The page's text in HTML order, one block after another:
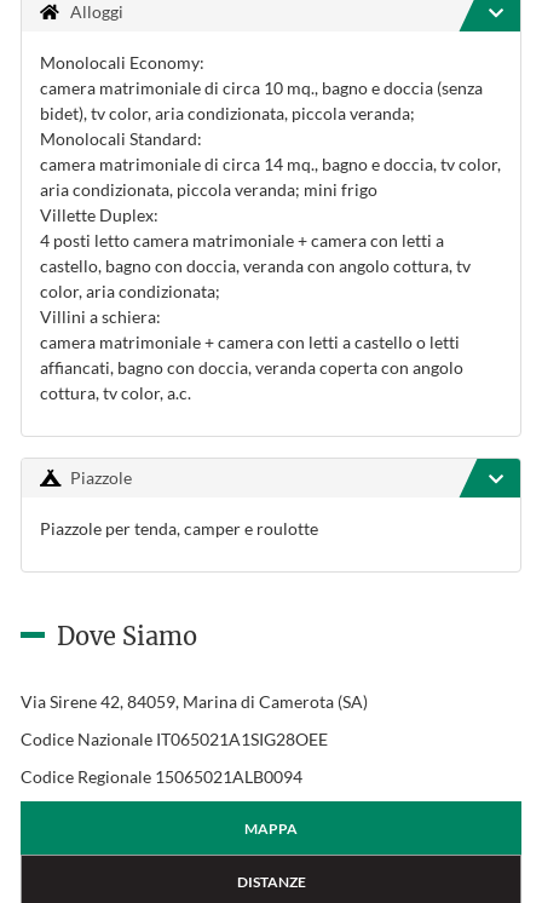
Alloggi
Monolocali Economy:
camera matrimoniale di circa 10 mq., bagno e doccia (senza
bidet), tv color, aria condizionata, piccola veranda;
Monolocali Standard:
camera matrimoniale di circa 14 mq., bagno e doccia, tv color,
aria condizionata, piccola veranda; mini frigo
Villette Duplex:
4 posti letto camera matrimoniale + camera con letti a
castello, bagno con doccia, veranda con angolo cottura, tv
color, aria condizionata;
Villini a schiera:
camera matrimoniale + camera con letti a castello o letti
affiancati, bagno con doccia, veranda coperta con angolo
cottura, tv color, a.c.
Piazzole
Piazzole per tenda, camper e roulotte
Dove Siamo
Via Sirene 42, 84059, Marina di Camerota (SA)
Codice Nazionale IT065021A1SIG28OEE
Codice Regionale 15065021ALB0094
MAPPA
DISTANZE